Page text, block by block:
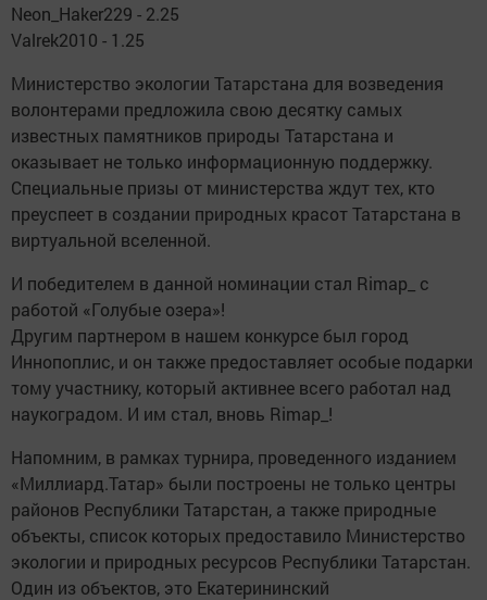
Neon_Haker229 - 2.25
Valrek2010 - 1.25
Министерство экологии Татарстана для возведения
волонтерами предложила свою десятку самых
известных памятников природы Татарстана и
оказывает не только информационную поддержку.
Специальные призы от министерства ждут тех, кто
преуспеет в создании природных красот Татарстана в
виртуальной вселенной.
И победителем в данной номинации стал Rimap_ с
работой «Голубые озера»!
Другим партнером в нашем конкурсе был город
Иннопоплис, и он также предоставляет особые подарки
тому участнику, который активнее всего работал над
наукоградом. И им стал, вновь Rimap_!
Напомним, в рамках турнира, проведенного изданием
«Миллиард.Татар» были построены не только центры
районов Республики Татарстан, а также природные
объекты, список которых предоставило Министерство
экологии и природных ресурсов Республики Татарстан.
Один из объектов, это Екатерининский